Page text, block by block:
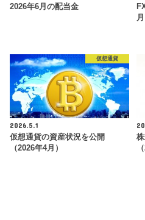
2026年6月の配当金
月
仮想通貨
2026.5.1
仮想通貨の資産状況を公開
（2026年4月）